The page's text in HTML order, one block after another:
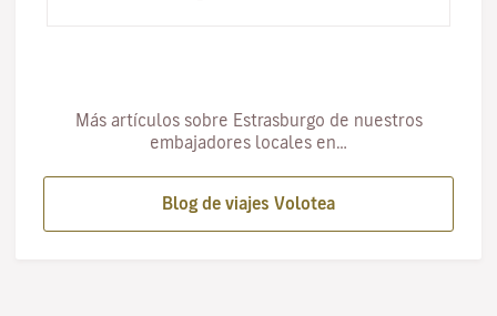
Más artículos sobre Estrasburgo de nuestros
embajadores locales en…
Blog de viajes Volotea